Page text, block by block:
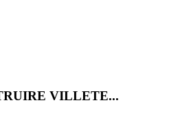
VILLETE...